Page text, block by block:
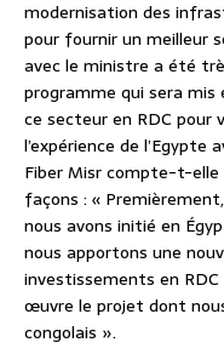
modernisation des
pour fournir un meilleur
avec le ministre a été
programme qui sera
ce secteur en RDC pour
l’expérience de
Fiber Misr compte-t-elle
façons : «
nous avons initié en
nous apportons une
investissements en
œuvre le projet dont
congolais ».